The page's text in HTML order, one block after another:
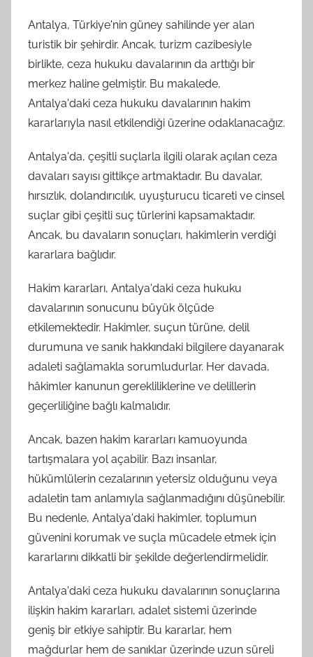
Antalya, Türkiye'nin güney sahilinde yer alan
turistik bir şehirdir. Ancak, turizm cazibesiyle
birlikte, ceza hukuku davalarının da arttığı bir
merkez haline gelmiştir. Bu makalede,
Antalya'daki ceza hukuku davalarının hakim
kararlarıyla nasıl etkilendiği üzerine odaklanacağız.
Antalya'da, çeşitli suçlarla ilgili olarak açılan ceza
davaları sayısı gittikçe artmaktadır. Bu davalar,
hırsızlık, dolandırıcılık, uyuşturucu ticareti ve cinsel
suçlar gibi çeşitli suç türlerini kapsamaktadır.
Ancak, bu davaların sonuçları, hakimlerin verdiği
kararlara bağlıdır.
Hakim kararları, Antalya'daki ceza hukuku
davalarının sonucunu büyük ölçüde
etkilemektedir. Hakimler, suçun türüne, delil
durumuna ve sanık hakkındaki bilgilere dayanarak
adaleti sağlamakla sorumludurlar. Her davada,
hâkimler kanunun gerekliliklerine ve delillerin
geçerliliğine bağlı kalmalıdır.
Ancak, bazen hakim kararları kamuoyunda
tartışmalara yol açabilir. Bazı insanlar,
hükümlülerin cezalarının yetersiz olduğunu veya
adaletin tam anlamıyla sağlanmadığını düşünebilir.
Bu nedenle, Antalya'daki hakimler, toplumun
güvenini korumak ve suçla mücadele etmek için
kararlarını dikkatli bir şekilde değerlendirmelidir.
Antalya'daki ceza hukuku davalarının sonuçlarına
ilişkin hakim kararları, adalet sistemi üzerinde
geniş bir etkiye sahiptir. Bu kararlar, hem
mağdurlar hem de sanıklar üzerinde uzun süreli